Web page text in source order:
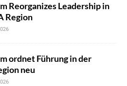
Reorganizes Leadership in
Region
ordnet Führung in der
neu